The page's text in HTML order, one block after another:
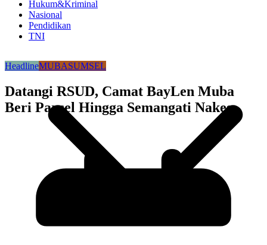
Hukum&Kriminal
Nasional
Pendidikan
TNI
HeadlineMUBASUMSEL
Datangi RSUD, Camat BayLen Muba
Beri Parcel Hingga Semangati Nakes